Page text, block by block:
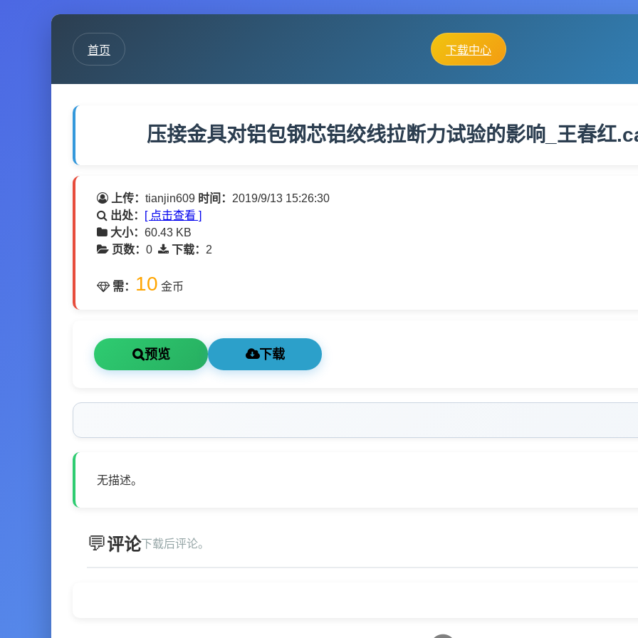
首页 下载中心
压接金具对铝包钢芯铝绞线拉断力试验的影响_王春红
上传： tianjin609 时间： 2019/9/13 15:26:30
出处：
[ 点击查看 ]
大小： 60.43 KB
页数： 0 下载： 2
需： 10 金币
预览 下载
无描述。
评论下载后评论。